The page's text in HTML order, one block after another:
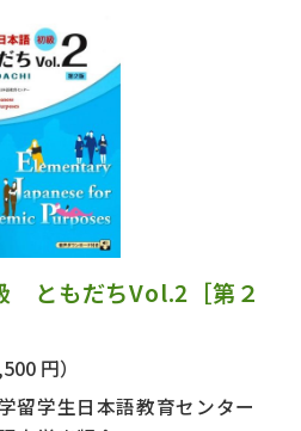
ともだちVol.2［第２
円）
留学生日本語教育センター